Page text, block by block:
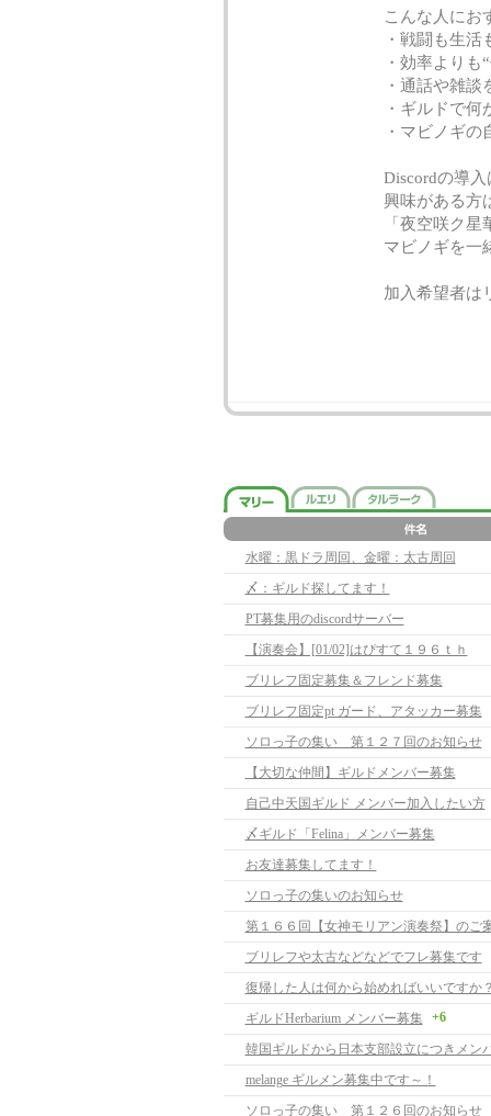
こんな人にお
・戦闘も生活
・効率よりも
・通話や雑談
・ギルドで
・マビノギ
Discordの導
興味がある方
「夜空咲ク
マビノギを一
加入希望者は
水曜：黒ドラ周回、金曜：太古周回
〆：ギルド探してます！
PT募集用のdiscordサーバー
【演奏会】[01/02]はぴすて１９６ｔｈ
ブリレフ固定募集＆フレンド募集
ブリレフ固定pt ガード、アタッカー募集
ソロっ子の集い 第１２７回のお知らせ
【大切な仲間】ギルドメンバー募集
自己中天国ギルド メンバー加入したい方
〆ギルド「Felina」メンバー募集
お友達募集してます！
ソロっ子の集いのお知らせ
第１６６回【女神モリアン演奏祭】のご
ブリレフや太古などなどでフレ募集です
復帰した人は何から始めればいいですか
ギルドHerbarium メンバー募集
+6
韓国ギルドから日本支部設立につきメン
melange ギルメン募集中です～！
ソロっ子の集い 第１２６回のお知らせ